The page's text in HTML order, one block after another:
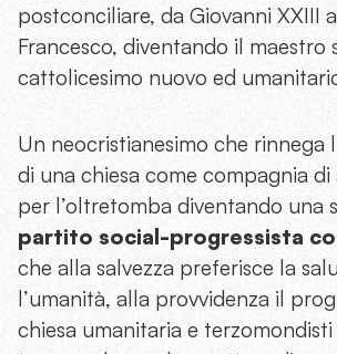
postconciliare, da Giovanni XXIII
Francesco, diventando il maestro
cattolicesimo nuovo ed
Un neocristianesimo che rinnega
di una chiesa come compagnia di
per l’oltretomba diventando una
partito social-progressista
che alla salvezza preferisce la
l’umanità, alla provvidenza il
chiesa umanitaria e